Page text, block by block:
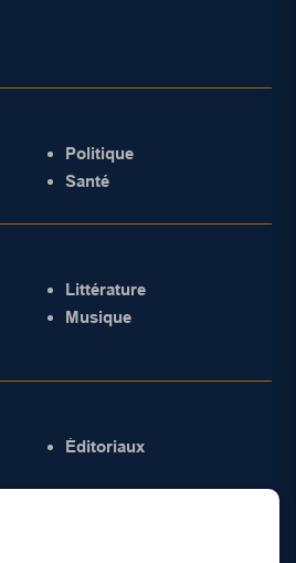
Politique
Santé
Littérature
Musique
Éditoriaux